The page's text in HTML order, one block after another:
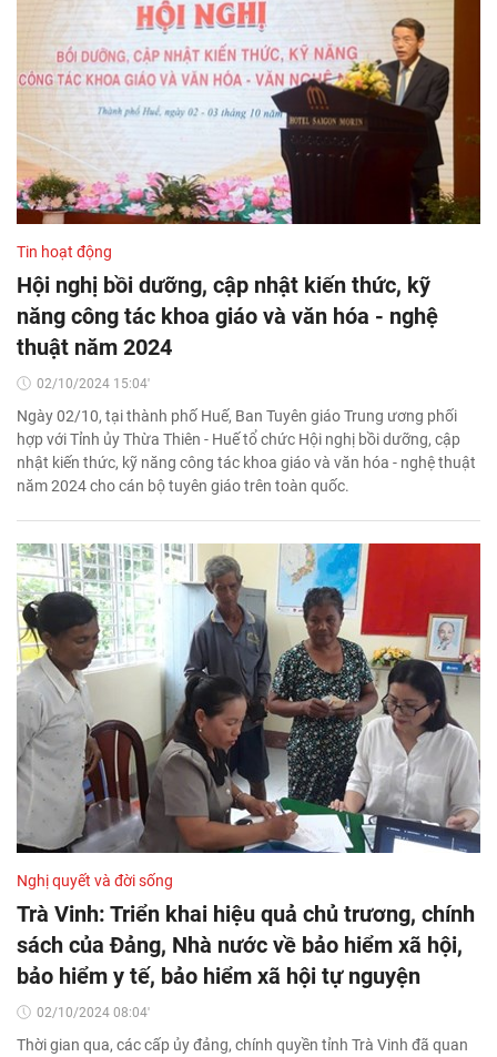
Tin hoạt động
Hội nghị bồi dưỡng, cập nhật kiến thức, kỹ
năng công tác khoa giáo và văn hóa - nghệ
thuật năm 2024
02/10/2024 15:04'
Ngày 02/10, tại thành phố Huế, Ban Tuyên giáo Trung ương phối
hợp với Tỉnh ủy Thừa Thiên - Huế tổ chức Hội nghị bồi dưỡng, cập
nhật kiến thức, kỹ năng công tác khoa giáo và văn hóa - nghệ thuật
năm 2024 cho cán bộ tuyên giáo trên toàn quốc.
Nghị quyết và đời sống
Trà Vinh: Triển khai hiệu quả chủ trương, chính
sách của Đảng, Nhà nước về bảo hiểm xã hội,
bảo hiểm y tế, bảo hiểm xã hội tự nguyện
02/10/2024 08:04'
Thời gian qua, các cấp ủy đảng, chính quyền tỉnh Trà Vinh đã quan